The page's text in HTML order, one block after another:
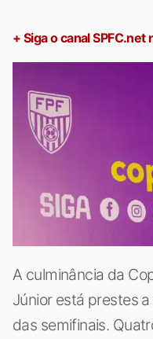
+ Siga o canal
A culminância da
Júnior está prestes
das semifinais.